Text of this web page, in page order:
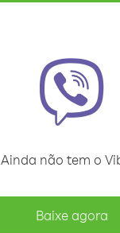
Ainda não tem o
Baixe agora